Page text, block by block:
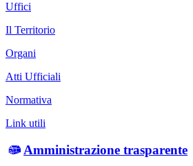
Uffici
Il Territorio
Organi
Atti Ufficiali
Normativa
Link utili
Amministrazione trasparente